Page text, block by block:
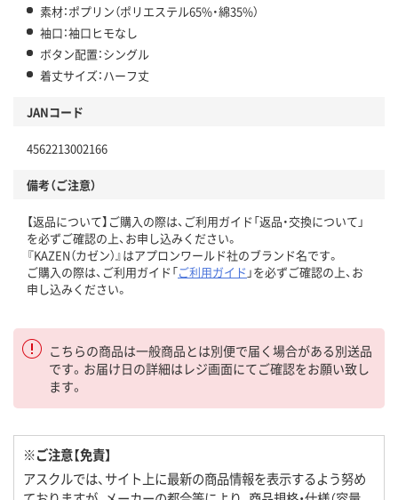
素材：ポプリン（ポリエステル65%・綿35%）
袖口：袖口ヒモなし
ボタン配置：シングル
着丈サイズ：ハーフ丈
JANコード
4562213002166
備考（ご注意）
【返品について】ご購入の際は、ご利用ガイド「返品・交換について」
を必ずご確認の上、お申し込みください。
『KAZEN（カゼン）』はアプロンワールド社のブランド名です。
ご購入の際は、ご利用ガイド「ご利用ガイド 」を必ずご確認の上、お
申し込みください。
こちらの商品は一般商品とは別便で届く場合がある別送品
です。お届け日の詳細はレジ画面にてご確認をお願い致し
ます。
※ご注意【免責】
アスクルでは、サイト上に最新の商品情報を表示するよう努め